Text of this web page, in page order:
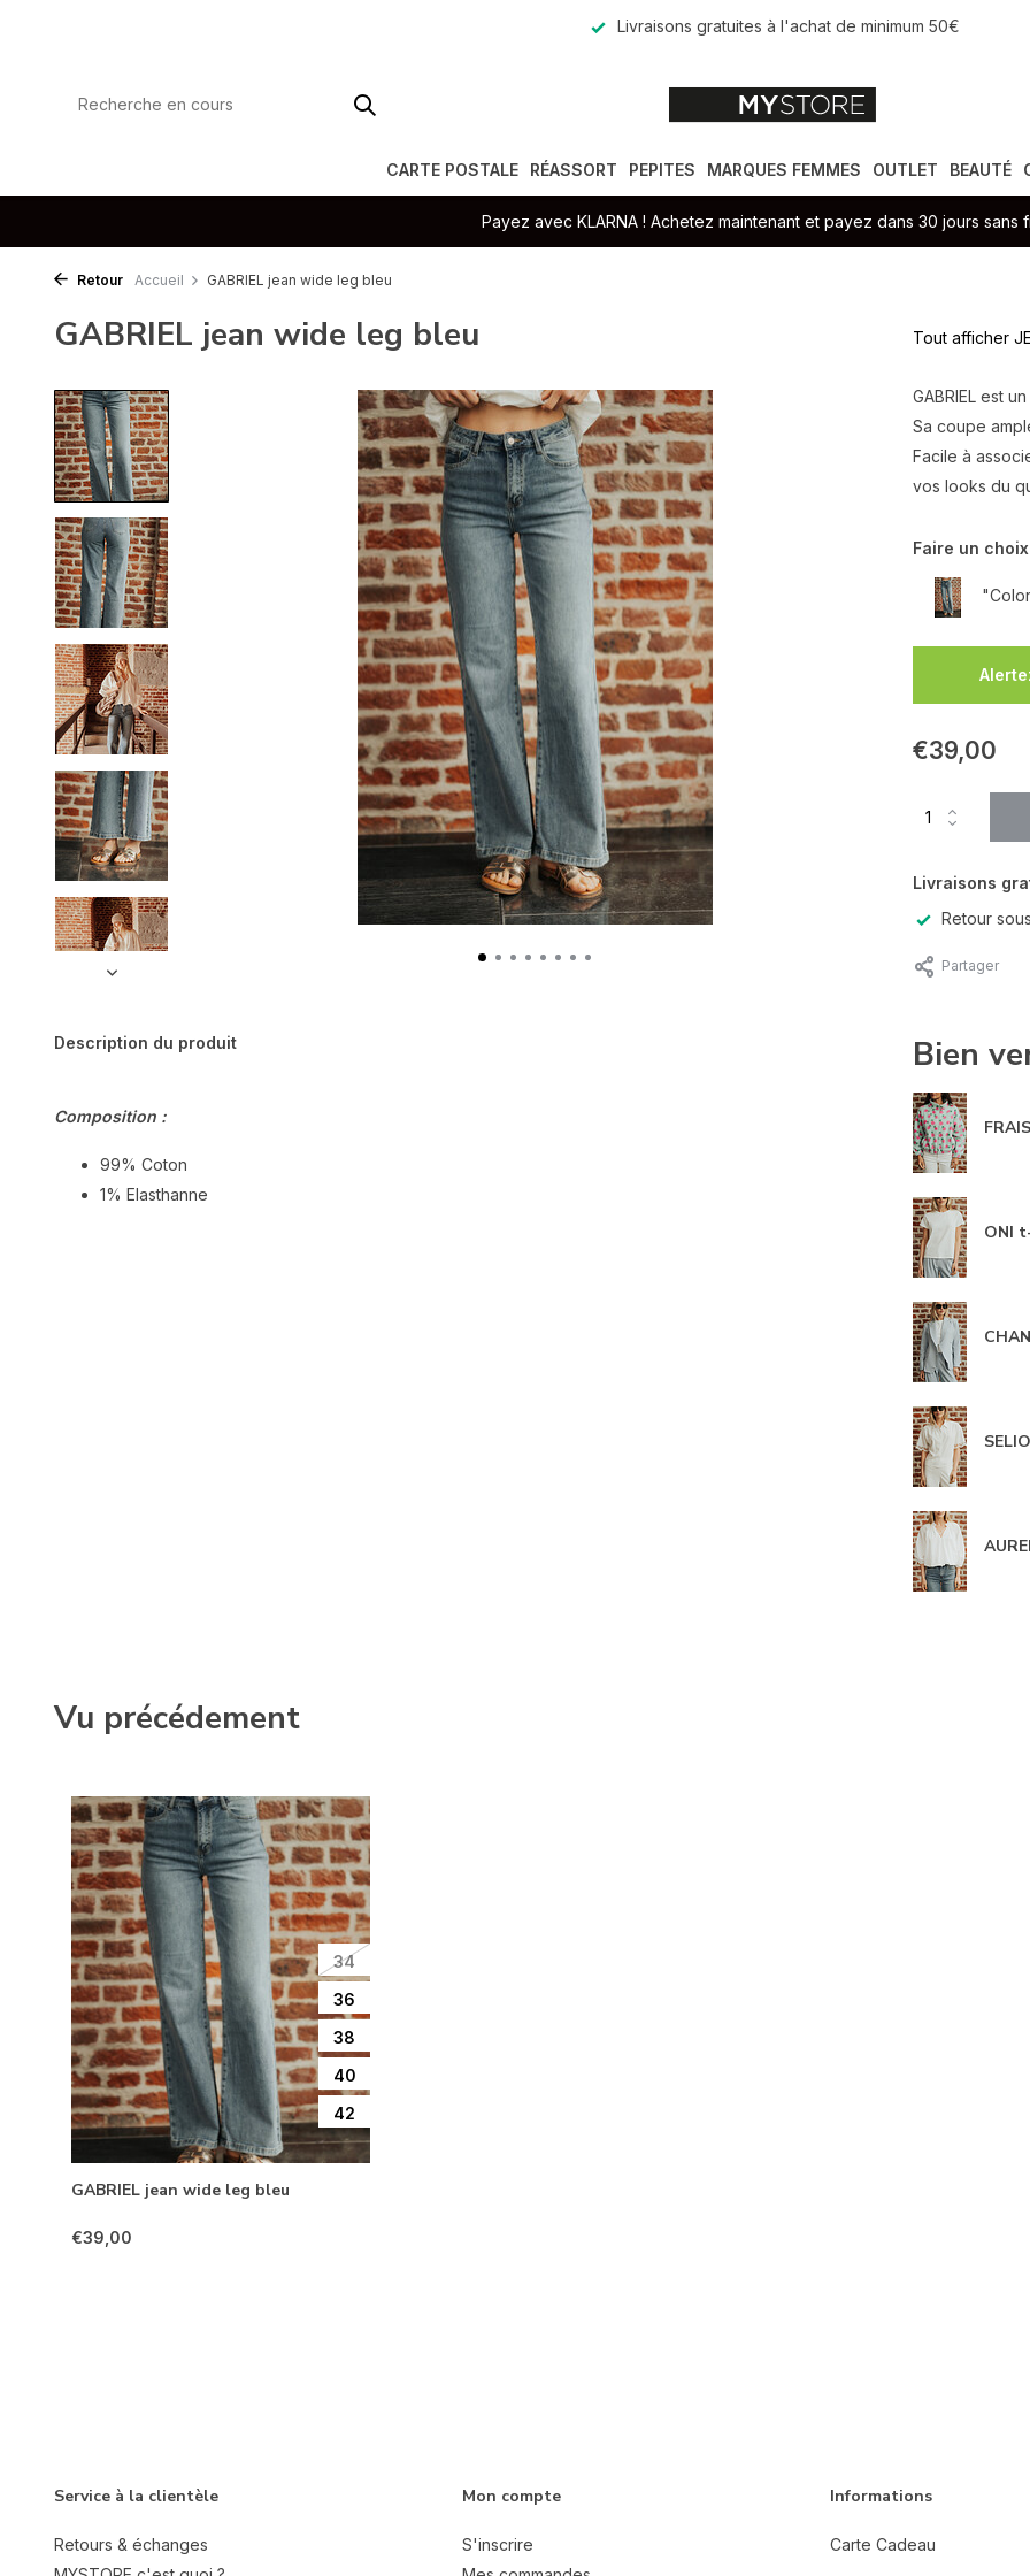
Livraisons gratuites à l'achat de minimum 50€
CARTE POSTALE RÉASSORT PEPITES MARQUES FEMMES OUTLET BEAUTÉ
Payez avec KLARNA ! Achetez maintenant et payez dans 30 jours sans
Retour Accueil GABRIEL jean wide leg bleu
GABRIEL jean wide leg bleu
Description du produit
Composition :
99% Coton
1% Elasthanne
Tout afficher
GABRIEL est
Sa coupe
Facile à
vos looks du
Faire un
€39,00
Livraisons
Retour
Partager
Bien
ONI
Vu précédement
34
36
38
40
42
GABRIEL jean wide leg bleu
€39,00
Service à la clientèle
Retours & échanges
Mon compte
S'inscrire
Informations
Carte Cadeau